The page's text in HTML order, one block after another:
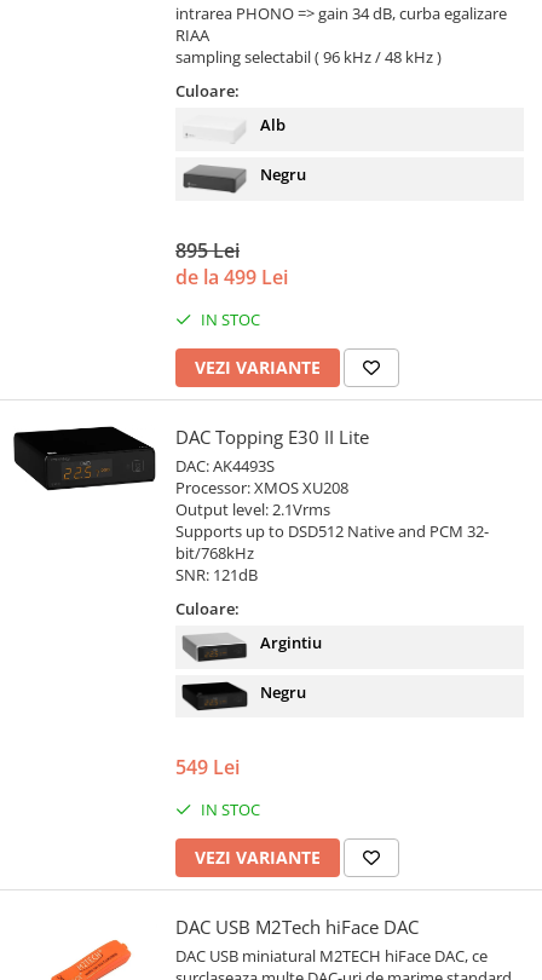
intrarea PHONO => gain 34 dB, curba egalizare
RIAA
sampling selectabil ( 96 kHz / 48 kHz )
Culoare:
Alb
Negru
895 Lei
de la 499 Lei
IN STOC
VEZI VARIANTE
DAC Topping E30 II Lite
DAC: AK4493S
Processor: XMOS XU208
Output level: 2.1Vrms
Supports up to DSD512 Native and PCM 32-
bit/768kHz
SNR: 121dB
Culoare:
Argintiu
Negru
549 Lei
IN STOC
VEZI VARIANTE
DAC USB M2Tech hiFace DAC
DAC USB miniatural M2TECH hiFace DAC, ce